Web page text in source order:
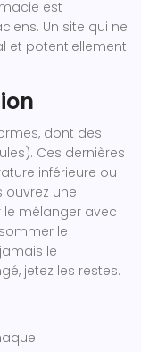
est
Un site qui ne
et potentiellement
dont des
Ces dernières
inférieure ou
ouvrez une
mélanger avec
le
le
jetez les restes.